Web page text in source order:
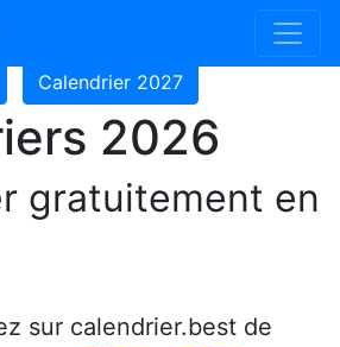
Calendrier 2027
2026
gratuitement en
sur calendrier.best de